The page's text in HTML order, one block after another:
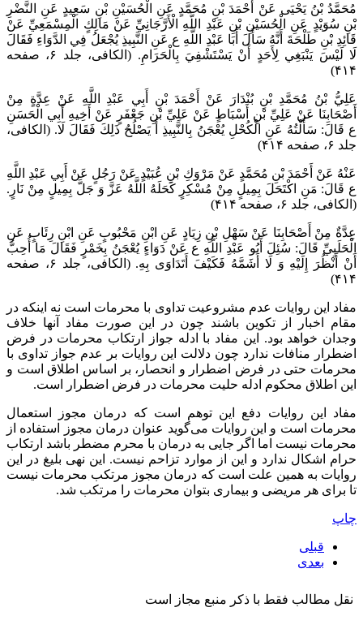
مُحَمَّدُ بْنُ يَحْيَى عَنْ أَحْمَدَ بْنِ مُحَمَّدٍ عَنِ الْحُسَيْنِ بْنِ سَعِيدٍ عَنِ النَّضْرِ
بْنِ سُوَيْدٍ عَنِ الْحُسَيْنِ بْنِ عَبْدِ اللَّهِ الْأَرَّجَانِيِّ عَنْ مَالِكٍ الْمِسْمَعِيِّ عَنْ
قَائِدِ بْنِ طَلْحَةَ أَنَّهُ سَأَلَ أَبَا عَبْدِ اللَّهِ ع عَنِ النَّبِيذِ يُجْعَلُ فِي الدَّوَاءِ فَقَالَ
لَا لَيْسَ يَنْبَغِي لِأَحَدٍ أَنْ يَسْتَشْفِيَ بِالْحَرَامِ. (الکافی، جلد ۶، صفحه
۴۱۴)
عَلِيُّ بْنُ مُحَمَّدِ بْنِ بُنْدَارَ عَنْ أَحْمَدَ بْنِ أَبِي عَبْدِ اللَّهِ عَنْ عِدَّةٍ مِنْ
أَصْحَابِنَا عَنْ عَلِيِّ بْنِ أَسْبَاطٍ عَنْ عَلِيِّ بْنِ جَعْفَرٍ عَنْ أَخِيهِ أَبِي الْحَسَنِ
ع قَالَ: سَأَلْتُهُ عَنِ الْكُحْلِ يُعْجَنُ بِالنَّبِيذِ أَ يَصْلُحُ ذَلِكَ فَقَالَ لَا. (الکافی،
جلد ۶، صفحه ۴۱۴)
عَنْهُ عَنْ أَحْمَدَ بْنِ مُحَمَّدٍ عَنْ مَرْوَكِ بْنِ عُبَيْدٍ عَنْ رَجُلٍ عَنْ أَبِي عَبْدِ اللَّهِ
ع قَالَ: مَنِ اكْتَحَلَ بِمِيلٍ مِنْ مُسْكِرٍ كَحَلَهُ اللَّهُ عَزَّ وَ جَلَّ بِمِيلٍ مِنْ نَارٍ.
(الکافی، جلد ۶، صفحه ۴۱۴)
عِدَّةٌ مِنْ أَصْحَابِنَا عَنْ سَهْلِ بْنِ زِيَادٍ عَنِ ابْنِ مَحْبُوبٍ عَنِ ابْنِ رِئَابٍ عَنِ
الْحَلَبِيِّ قَالَ: سُئِلَ أَبُو عَبْدِ اللَّهِ ع عَنْ دَوَاءٍ يُعْجَنُ بِخَمْرٍ فَقَالَ مَا أُحِبُّ
أَنْ أَنْظُرَ إِلَيْهِ وَ لَا أَشَمَّهُ فَكَيْفَ أَتَدَاوَى بِهِ. (الکافی، جلد ۶، صفحه
۴۱۴)
مفاد این روایات عدم مشروعیت تداوی با محرمات است نه اینکه در
مقام اخبار از تکوین باشند چون در این صورت مفاد آنها خلاف
وجدان خواهد بود. این مفاد با ادله جواز ارتکاب محرمات در فرض
اضطرار منافات ندارد چون دلالت این روایات بر عدم جواز تداوی با
محرمات حتی در فرض اضطرار و انحصار، بر اساس اطلاق است و
این اطلاق محکوم ادله حلیت محرمات در فرض اضطرار است.
مفاد این روایات دفع این توهم است که درمان مجوز استعمال
محرمات است و این روایات می‌‌گوید عنوان درمان مجوز استفاده از
محرمات نیست اما اگر جایی به درمان با محرم مضطر باشد ارتکاب
حرام اشکال ندارد و این از موارد تزاحم نیست. این نهی بلیغ در این
روایات به همین علت است که درمان مجوز مرتکب محرمات نیست
تا برای هر مریضی و بیماری بتوان محرمات را مرتکب شد.
چاپ
قبلی
بعدی
نقل مطالب فقط با ذکر منبع مجاز است